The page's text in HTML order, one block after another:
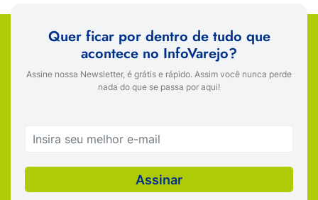
Quer ficar por dentro de tudo que
acontece no InfoVarejo?
Assine nossa Newsletter, é grátis e rápido. Assim você nunca perde
nada do que se passa por aqui!